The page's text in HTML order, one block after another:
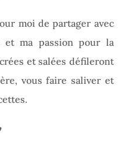
moi de partager avec
et ma passion pour la
et salées défileront
vous faire saliver et